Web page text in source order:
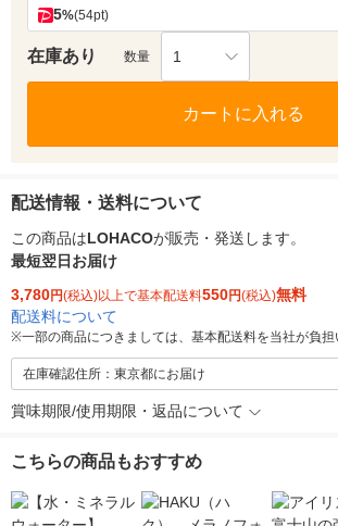
5%(54pt)
在庫あり 数量 1
カートに入れる
配送情報・送料について
この商品はLOHACOが販売・発送します。
最短翌日お届け
3,780円(税込)以上で基本配送料550円(税込)無料
配送料について
※一部の商品につきましては、基本配送料を当社が負担
在庫確認住所：東京都にお届け
賞味期限/使用期限・返品について
こちらの商品もおすすめ